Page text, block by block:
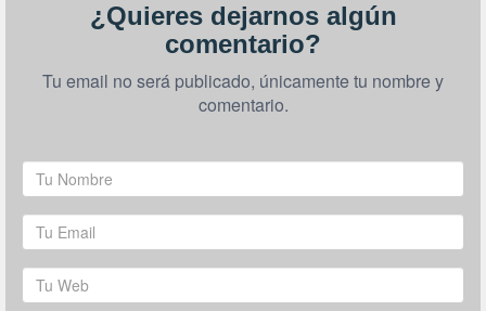
¿Quieres dejarnos algún
comentario?
Tu email no será publicado, únicamente tu nombre y
comentario.